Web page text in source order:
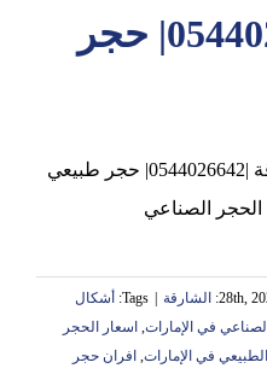
الشارقة |0544026642| حجر
تركيب حجر صناعي في الشارقة |0544026642| حجر طبيعي
الصناعي
الشارقة Tags:
أشكال
في الإمارات, اسعار الحجر
في الإمارات, افران حجر